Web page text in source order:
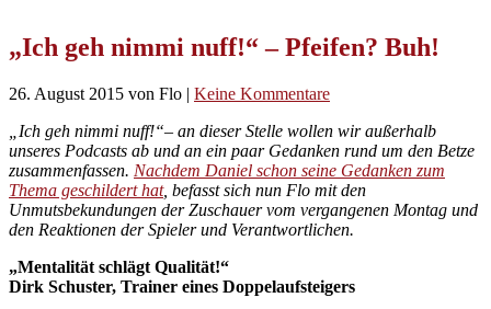
„Ich geh nimmi nuff!“ – Pfeifen? Buh!
26. August 2015 von Flo | Keine Kommentare
„Ich geh nimmi nuff!“– an dieser Stelle wollen wir außerhalb
unseres Podcasts ab und an ein paar Gedanken rund um den Betze
zusammenfassen. Nachdem Daniel schon seine Gedanken zum
Thema geschildert hat, befasst sich nun Flo mit den
Unmutsbekundungen der Zuschauer vom vergangenen Montag und
den Reaktionen der Spieler und Verantwortlichen.
„Mentalität schlägt Qualität!“
Dirk Schuster, Trainer eines Doppelaufsteigers